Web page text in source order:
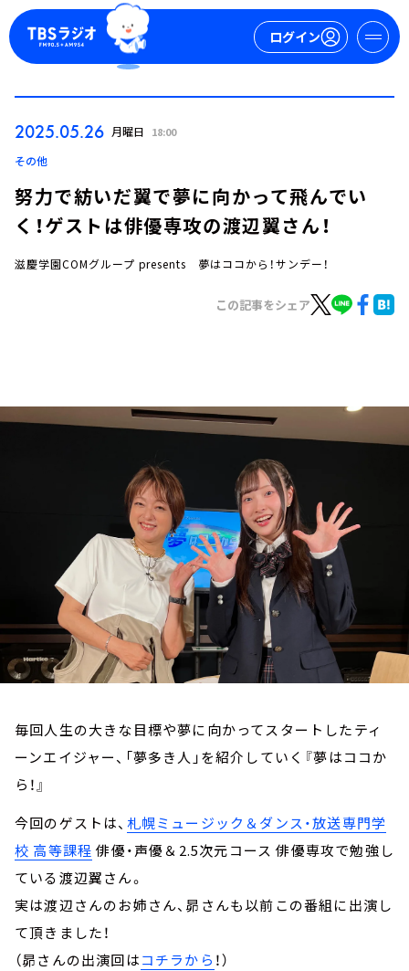
ログイン
お知らせ
2025.05.26 月曜日 18:00
その他
努力で紡いだ翼で夢に向かって飛んでい
く！ゲストは俳優専攻の渡辺翼さん！
滋慶学園COMグループ presents 夢はココから！サンデー！
この記事をシェア
毎回人生の大きな目標や夢に向かってスタートしたティ
ーンエイジャー、「夢多き人」を紹介していく『夢はココか
ら！』
今回のゲストは、 札幌ミュージック＆ダンス・放送専門学
校 高等課程 俳優・声優＆2.5次元コース 俳優専攻で勉強し
ている渡辺翼さん。
実は渡辺さんのお姉さん、昴さんも以前この番組に出演し
て頂きました！
（昴さんの出演回はコチラから ！）